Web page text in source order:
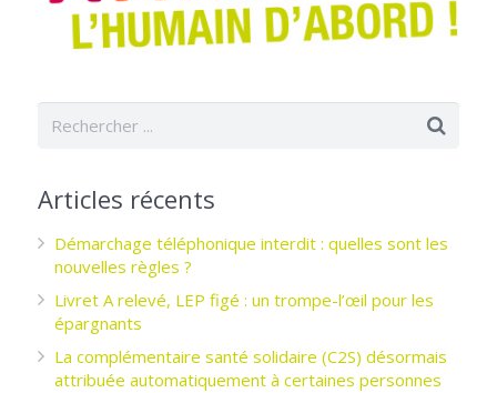
Articles récents
Démarchage téléphonique interdit : quelles sont les
nouvelles règles ?
Livret A relevé, LEP figé : un trompe-l’œil pour les
épargnants ­
La complémentaire santé solidaire (C2S) désormais
attribuée automatiquement à certaines personnes